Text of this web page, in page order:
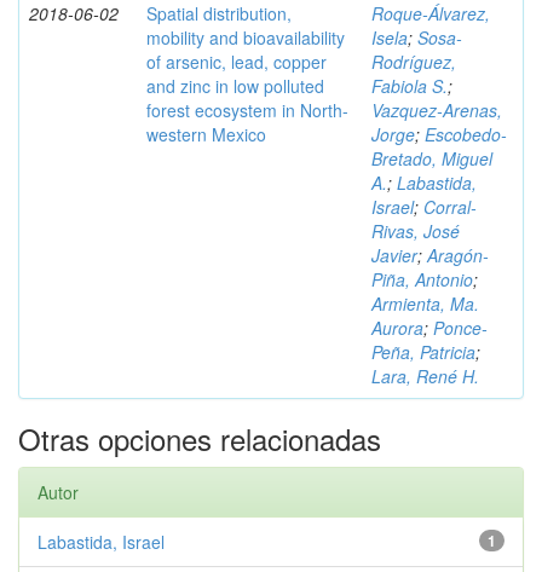
2018-06-02
Spatial distribution,
mobility and bioavailability
of arsenic, lead, copper
and zinc in low polluted
forest ecosystem in North-
western Mexico
Roque-Álvarez,
Isela; Sosa-
Rodríguez,
Fabiola S.;
Vazquez-Arenas,
Jorge; Escobedo-
Bretado, Miguel
A.; Labastida,
Israel; Corral-
Rivas, José
Javier;Aragón-
Piña, Antonio;
Armienta, Ma.
Aurora; Ponce-
Peña, Patricia;
Lara, René H.
Otras opciones relacionadas
Autor
1
Labastida, Israel